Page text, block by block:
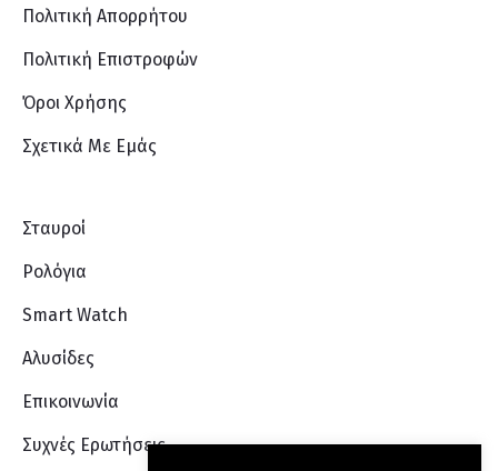
Πολιτική Απορρήτου
Πολιτική Επιστροφών
Όροι Χρήσης
Σχετικά Με Eμάς
Σταυροί
Ρολόγια
Smart Watch
Αλυσίδες
Επικοινωνία
Συχνές Ερωτήσεις